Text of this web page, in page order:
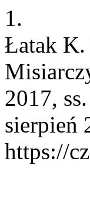
1.
Łatak K.
2017,
sierpień
https://